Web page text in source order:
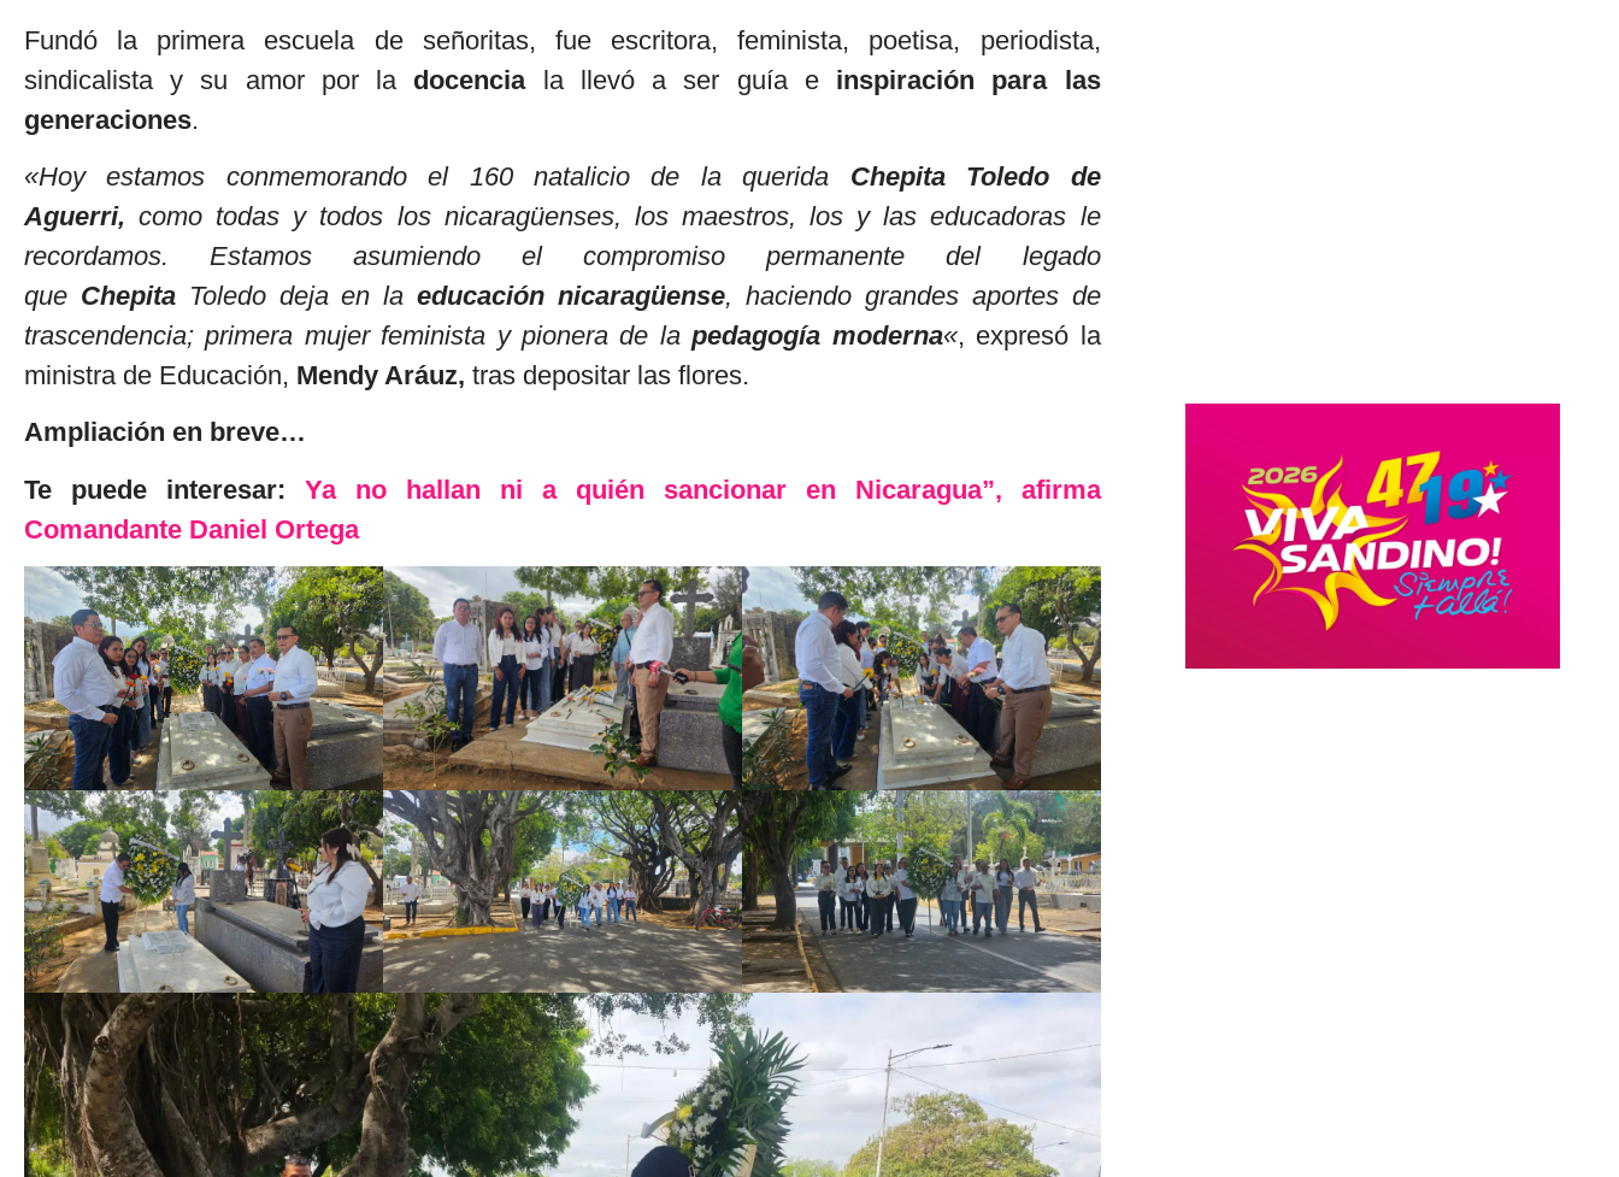
Fundó la primera escuela de señoritas, fue escritora, feminista, poetisa, periodista,
sindicalista y su amor por la docenciala llevó a ser guía einspiración para las
generaciones.
«Hoy estamos conmemorando el 160 natalicio de la querida Chepita Toledo de
Aguerri,como todas y todos los nicaragüenses, los maestros, los y las educadoras le
recordamos. Estamos asumiendo el compromiso permanente del legado
que ChepitaToledo deja en laeducación nicaragüense, haciendo grandes aportes de
trascendencia; primera mujer feminista y pionera de lapedagogía moderna«, expresó la
ministra de Educación, Mendy Aráuz, tras depositar las flores.
Ampliación en breve…
Te puede interesar: Ya no hallan ni a quién sancionar en Nicaragua”, afirma
Comandante Daniel Ortega